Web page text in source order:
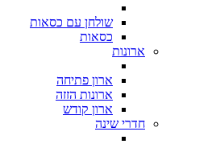
שולחן עם כסאות
כסאות
ארונות
ארון פתיחה
ארונות הזזה
ארון קודש
חדרי שינה